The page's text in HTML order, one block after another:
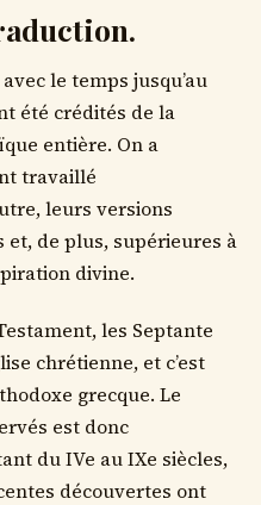
le temps jusqu’au
été crédités de la
entière. On a
travaillé
leurs versions
de plus, supérieures à
divine.
les Septante
chrétienne, et c’est
grecque. Le
est donc
du IVe au IXe siècles,
découvertes ont